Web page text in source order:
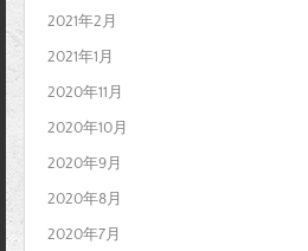
2021年2月
2021年1月
2020年11月
2020年10月
2020年9月
2020年8月
2020年7月